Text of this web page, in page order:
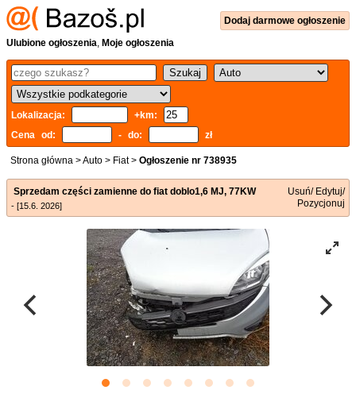
Dodaj darmowe ogłoszenie
Ulubione ogłoszenia, Moje ogłoszenia
Lokalizacja:
+km:
Cena od:
- do: zł
Strona główna >Auto > Fiat> Ogłoszenie nr 738935
Sprzedam części zamienne do fiat doblo1,6 MJ, 77KW
- [15.6. 2026]
Usuń/ Edytuj/
Pozycjonuj